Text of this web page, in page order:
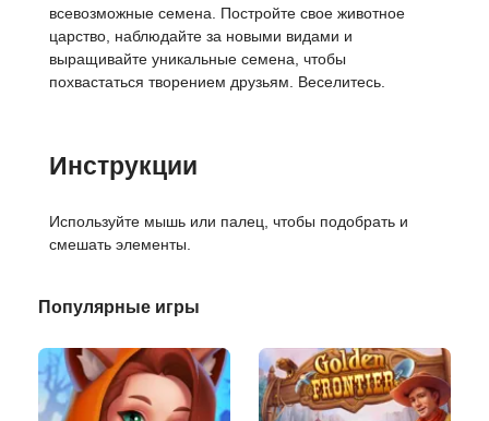
всевозможные семена. Постройте свое животное
царство, наблюдайте за новыми видами и
выращивайте уникальные семена, чтобы
похвастаться творением друзьям. Веселитесь.
Инструкции
Используйте мышь или палец, чтобы подобрать и
смешать элементы.
Популярные игры